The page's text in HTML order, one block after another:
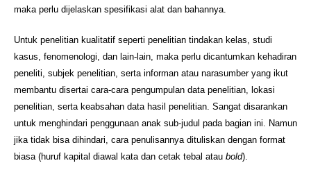
maka perlu dijelaskan spesifikasi alat dan bahannya.
Untuk penelitian kualitatif seperti penelitian tindakan kelas, studi
kasus, fenomenologi, dan lain-lain, maka perlu dicantumkan kehadiran
peneliti, subjek penelitian, serta informan atau narasumber yang ikut
membantu disertai cara-cara pengumpulan data penelitian, lokasi
penelitian, serta keabsahan data hasil penelitian. Sangat disarankan
untuk menghindari penggunaan anak sub-judul pada bagian ini. Namun
jika tidak bisa dihindari, cara penulisannya dituliskan dengan format
biasa (huruf kapital diawal kata dan cetak tebal atau bold).